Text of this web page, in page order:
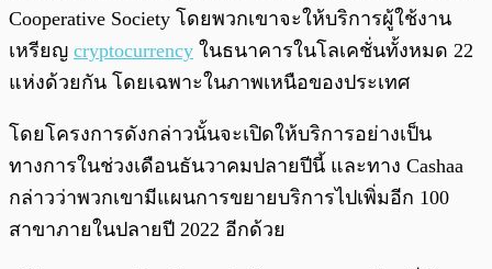
Cooperative Society โดยพวกเขาจะให้บริการผู้ใช้งาน
เหรียญ cryptocurrency ในธนาคารในโลเคชั่นทั้งหมด 22
แห่งด้วยกัน โดยเฉพาะในภาพเหนือของประเทศ
โดยโครงการดังกล่าวนั้นจะเปิดให้บริการอย่างเป็น
ทางการในช่วงเดือนธันวาคมปลายปีนี้ และทาง Cashaa
กล่าวว่าพวกเขามีแผนการขยายบริการไปเพิ่มอีก 100
สาขาภายในปลายปี 2022 อีกด้วย